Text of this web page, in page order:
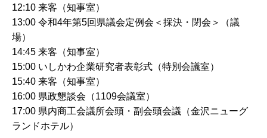
12:10 来客（知事室）
13:00 令和4年第5回県議会定例会＜採決・閉会＞（議
場）
14:45 来客（知事室）
15:00 いしかわ企業研究者表彰式（特別会議室）
15:40 来客（知事室）
16:00 県政懇談会（1109会議室）
17:00 県内商工会議所会頭・副会頭会議（金沢ニューグ
ランドホテル）